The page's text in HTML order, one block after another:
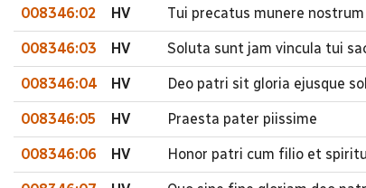
008346:02 HV Tui precatus munere
008346:03 HV Soluta sunt jam vincula tui
008346:04 HV Deo patri sit gloria ejusque
008346:05 HV Praesta pater piissime
008346:06 HV Honor patri cum filio et